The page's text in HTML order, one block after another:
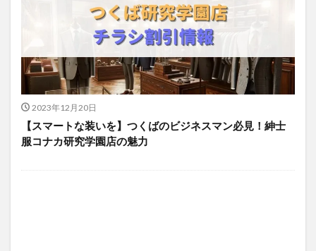
2023年12月20日
【スマートな装いを】つくばのビジネスマン必見！紳士
服コナカ研究学園店の魅力